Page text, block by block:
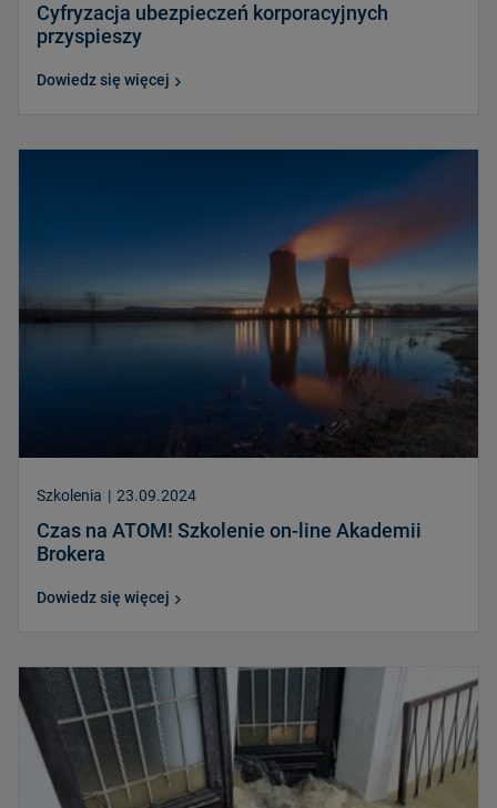
Cyfryzacja ubezpieczeń korporacyjnych
przyspieszy
Dowiedz się więcej
Szkolenia | 23.09.2024
Czas na ATOM! Szkolenie on-line Akademii
Brokera
Dowiedz się więcej